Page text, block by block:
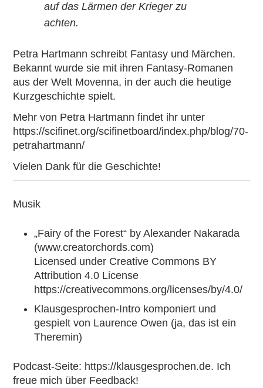
auf das Lärmen der Krieger zu
achten.
Petra Hartmann schreibt Fantasy und Märchen.
Bekannt wurde sie mit ihren Fantasy-Romanen
aus der Welt Movenna, in der auch die heutige
Kurzgeschichte spielt.
Mehr von Petra Hartmann findet ihr unter
https://scifinet.org/scifinetboard/index.php/blog/70-
petrahartmann/
Vielen Dank für die Geschichte!
Musik
„Fairy of the Forest“by Alexander Nakarada
(www.creatorchords.com)
Licensed under Creative Commons BY
Attribution 4.0 License
https://creativecommons.org/licenses/by/4.0/
Klausgesprochen-Intro komponiert und
gespielt von Laurence Owen (ja, das ist ein
Theremin)
Podcast-Seite: https://klausgesprochen.de. Ich
freue mich über Feedback!